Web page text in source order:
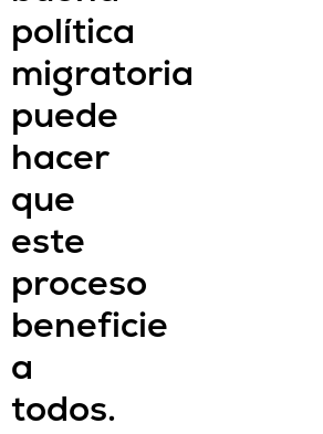
política
migratoria
puede
hacer
que
este
proceso
beneficie
a
todos.